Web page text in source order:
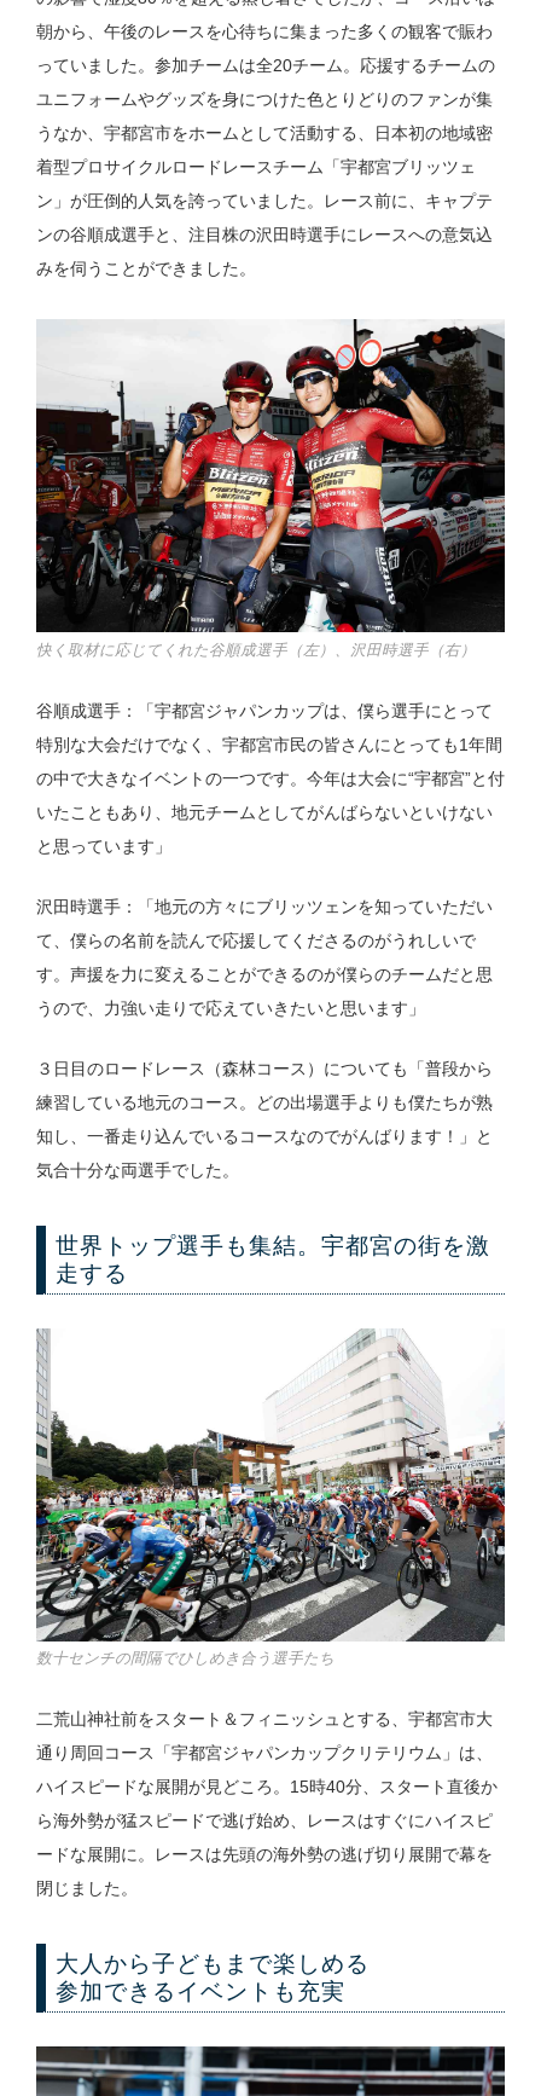
朝から、午後のレースを心待ちに集まった多くの観客で賑わ
っていました。参加チームは全20チーム。応援するチームの
ユニフォームやグッズを身につけた色とりどりのファンが集
うなか、宇都宮市をホームとして活動する、日本初の地域密
着型プロサイクルロードレースチーム「宇都宮ブリッツェ
ン」が圧倒的人気を誇っていました。レース前に、キャプテ
ンの谷順成選手と、注目株の沢田時選手にレースへの意気込
みを伺うことができました。
快く取材に応じてくれた谷順成選手（左）、沢田時選手（右）
谷順成選手：「宇都宮ジャパンカップは、僕ら選手にとって
特別な大会だけでなく、宇都宮市民の皆さんにとっても1年間
の中で大きなイベントの一つです。今年は大会に“宇都宮”と付
いたこともあり、地元チームとしてがんばらないといけない
と思っています」
沢田時選手：「地元の方々にブリッツェンを知っていただい
て、僕らの名前を読んで応援してくださるのがうれしいで
す。声援を力に変えることができるのが僕らのチームだと思
うので、力強い走りで応えていきたいと思います」
３日目のロードレース（森林コース）についても「普段から
練習している地元のコース。どの出場選手よりも僕たちが熟
知し、一番走り込んでいるコースなのでがんばります！」と
気合十分な両選手でした。
世界トップ選手も集結。宇都宮の街を激
走する
数十センチの間隔でひしめき合う選手たち
二荒山神社前をスタート＆フィニッシュとする、宇都宮市大
通り周回コース「宇都宮ジャパンカップクリテリウム」は、
ハイスピードな展開が見どころ。15時40分、スタート直後か
ら海外勢が猛スピードで逃げ始め、レースはすぐにハイスピ
ードな展開に。レースは先頭の海外勢の逃げ切り展開で幕を
閉じました。
大人から子どもまで楽しめる
参加できるイベントも充実